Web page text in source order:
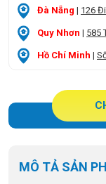
Đà Nẵng | 126
Quy Nhơn | 585
Hồ Chí Minh |
MÔ TẢ SẢN